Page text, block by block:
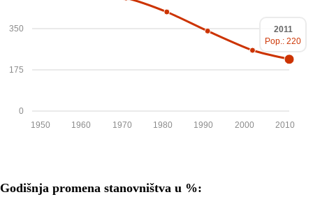
0
175
350
2010
2000
1990
1980
1970
1960
1950
2011
Pop.: 220
Godišnja promena stanovništva u %: